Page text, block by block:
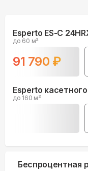
Esperto ES-C
до 60 м²
91 790 ₽
Esperto
до 160 м²
Беспроцентная